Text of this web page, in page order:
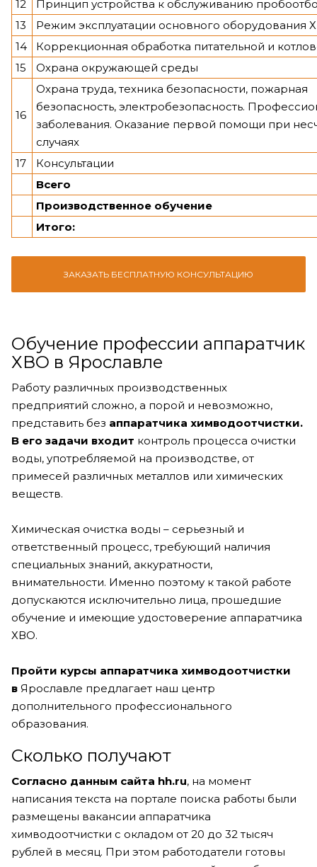
12
Принцип устройства к обслуживанию
13
Режим эксплуатации основного оборудования
14
Коррекционная обработка питательной и
15
Охрана окружающей среды
16
Охрана труда, техника безопасности, пожарная
безопасность, электробезопасность.
заболевания. Оказание первой помощи при
случаях
17
Консультации
Всего
Производственное обучение
Итого:
ЗАКАЗАТЬ БЕСПЛАТНУЮ КОНСУЛЬТАЦИЮ
Обучение профессии аппаратчик
ХВО в Ярославле
Работу различных производственных
предприятий сложно, а порой и невозможно,
представить без аппаратчика химводоотчистки.
В его задачи входит контроль процесса очистки
воды, употребляемой на производстве, от
примесей различных металлов или химических
веществ.
Химическая очистка воды – серьезный и
ответственный процесс, требующий наличия
специальных знаний, аккуратности,
внимательности. Именно поэтому к такой работе
допускаются исключительно лица, прошедшие
обучение и имеющие удостоверение аппаратчика
ХВО.
Пройти курсы аппаратчика химводоотчистки
в Ярославле предлагает наш центр
дополнительного профессионального
образования.
Сколько получают
Согласно данным сайта hh.ru, на момент
написания текста на портале поиска работы были
размещены вакансии аппаратчика
химводоотчистки с окладом от 20 до 32 тысяч
рублей в месяц. При этом работодатели готовы